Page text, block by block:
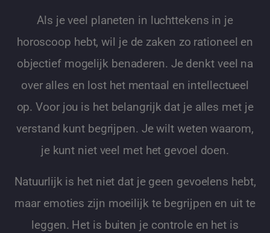
Als je veel planeten in luchttekens in je
horoscoop hebt, wil je de zaken zo rationeel en
objectief mogelijk benaderen. Je denkt veel na
over alles en lost het mentaal en intellectueel
op. Voor jou is het belangrijk dat je alles met je
verstand kunt begrijpen. Je wilt weten waarom,
je kunt niet veel met het gevoel doen.
Natuurlijk is het niet dat je geen gevoelens hebt,
maar emoties zijn moeilijk te begrijpen en uit te
leggen. Het is buiten je controle en het is